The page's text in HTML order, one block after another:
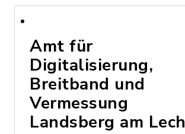
Amt für
Digitalisierung,
Breitband und
Vermessung
Landsberg am Lech